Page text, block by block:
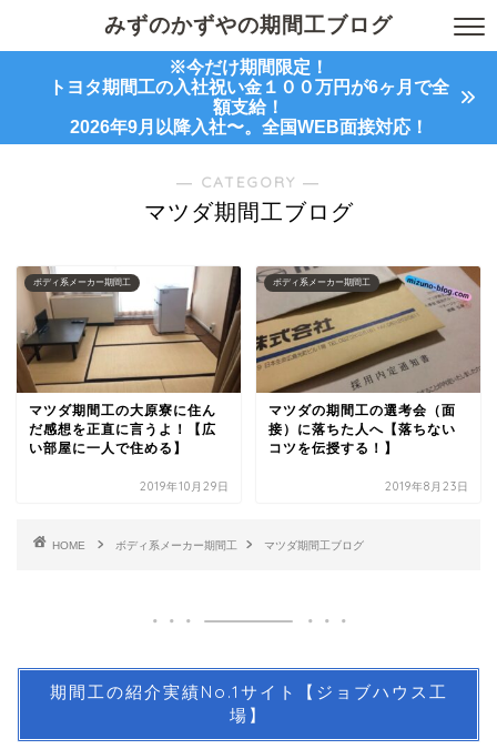
みずのかずやの期間工ブログ
※今だけ期間限定！
トヨタ期間工の入社祝い金１００万円が6ヶ月で全
額支給！
2026年9月以降入社〜。全国WEB面接対応！
― CATEGORY ―
マツダ期間工ブログ
ボディ系メーカー期間工
マツダ期間工の大原寮に住ん
だ感想を正直に言うよ！【広
い部屋に一人で住める】
2019年10月29日
ボディ系メーカー期間工
マツダの期間工の選考会（面
接）に落ちた人へ【落ちない
コツを伝授する！】
2019年8月23日
HOME ボディ系メーカー期間工 マツダ期間工ブログ
期間工の紹介実績No.1サイト【ジョブハウス工
場】